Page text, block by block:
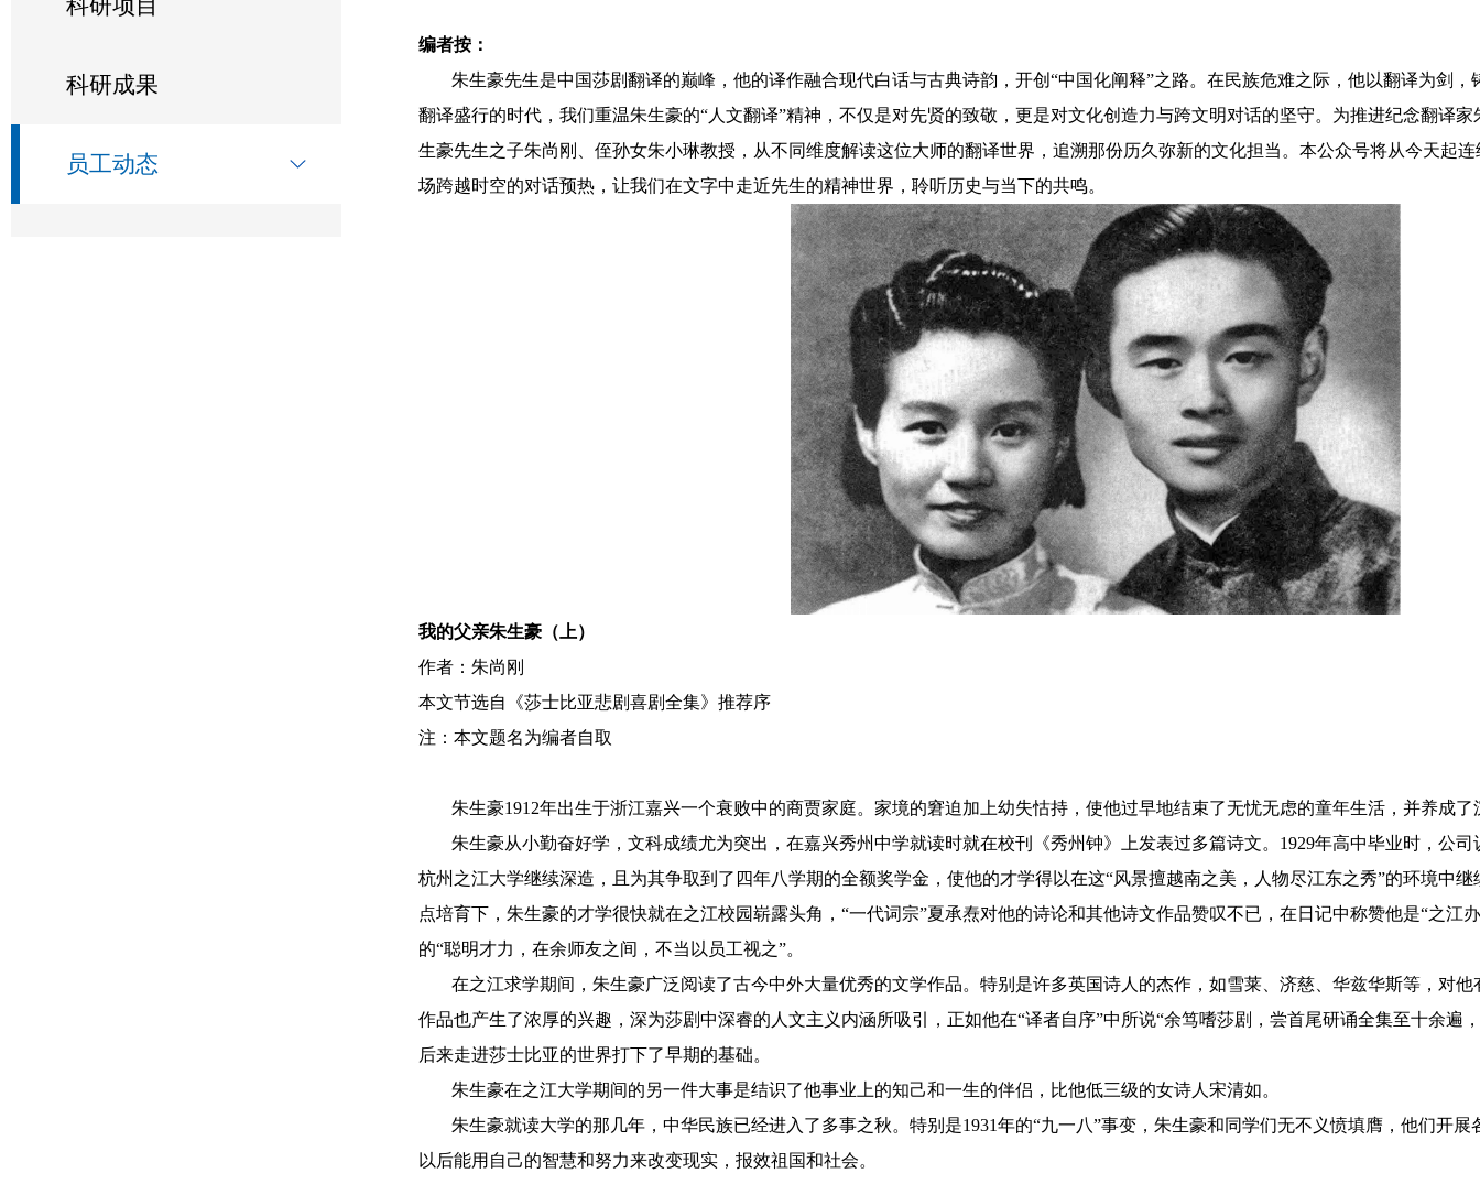
科研成果
员工动态
编者按：
朱生豪先生是中国莎剧翻译的巅峰，他的译作融合现代白话与古典诗韵，开创“中国化阐释”之路。在民族危难之际，他以翻译为剑
翻译盛行的时代，我们重温朱生豪的“人文翻译”精神，不仅是对先贤的致敬，更是对文化创造力与跨文明对话的坚守。为推进纪念翻译
生豪先生之子朱尚刚、侄孙女朱小琳教授，从不同维度解读这位大师的翻译世界，追溯那份历久弥新的文化担当。本公众号将从今天起
场跨越时空的对话预热，让我们在文字中走近先生的精神世界，聆听历史与当下的共鸣。
我的父亲朱生豪（上）
作者：朱尚刚
本文节选自《莎士比亚悲剧喜剧全集》推荐序
注：本文题名为编者自取
朱生豪1912年出生于浙江嘉兴一个衰败中的商贾家庭。家境的窘迫加上幼失怙持，使他过早地结束了无忧无虑的童年生活，并养成
朱生豪从小勤奋好学，文科成绩尤为突出，在嘉兴秀州中学就读时就在校刊《秀州钟》上发表过多篇诗文。1929年高中毕业时，公
杭州之江大学继续深造，且为其争取到了四年八学期的全额奖学金，使他的才学得以在这“风景擅越南之美，人物尽江东之秀”的环境中
点培育下，朱生豪的才学很快就在之江校园崭露头角，“一代词宗”夏承焘对他的诗论和其他诗文作品赞叹不已，在日记中称赞他是“之江
的“聪明才力，在余师友之间，不当以员工视之”。
在之江求学期间，朱生豪广泛阅读了古今中外大量优秀的文学作品。特别是许多英国诗人的杰作，如雪莱、济慈、华兹华斯等，对
作品也产生了浓厚的兴趣，深为莎剧中深睿的人文主义内涵所吸引，正如他在“译者自序”中所说“余笃嗜莎剧，尝首尾研诵全集至十余遍
后来走进莎士比亚的世界打下了早期的基础。
朱生豪在之江大学期间的另一件大事是结识了他事业上的知己和一生的伴侣，比他低三级的女诗人宋清如。
朱生豪就读大学的那几年，中华民族已经进入了多事之秋。特别是1931年的“九一八”事变，朱生豪和同学们无不义愤填膺，他们开
以后能用自己的智慧和努力来改变现实，报效祖国和社会。